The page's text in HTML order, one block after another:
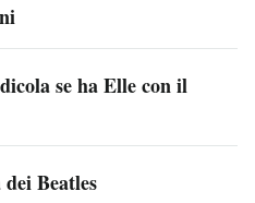
se ha Elle con il
Beatles